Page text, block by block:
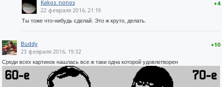
+4
Kakos_nonos
22 февраля 2016, 21:19
Ты тоже что-нибудь сделай. Это ж круто, делать.
+10
Buddy
23 февраля 2016, 19:32
Среди всех картинок нашлась все ж таки одна которой удовлетворен